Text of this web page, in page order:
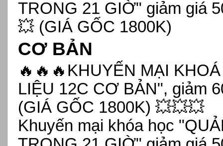
TRONG 21 GIỜ" giảm giá
💥 (GIÁ GỐC 1800K)
CƠ BẢN
🔥🔥🔥KHUYẾN MẠI
LIỆU 12C CƠ BẢN", giảm
(GIÁ GỐC 1800K) 💥💥💥
Khuyến mại khóa học